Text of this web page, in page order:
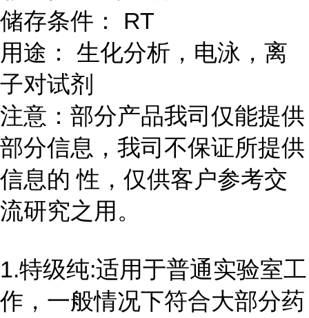
储存条件： RT
用途： 生化分析，电泳，离
子对试剂
注意：部分产品我司仅能提供
部分信息，我司不保证所提供
信息的 性，仅供客户参考交
流研究之用。
1.特级纯:适用于普通实验室工
作，一般情况下符合大部分药